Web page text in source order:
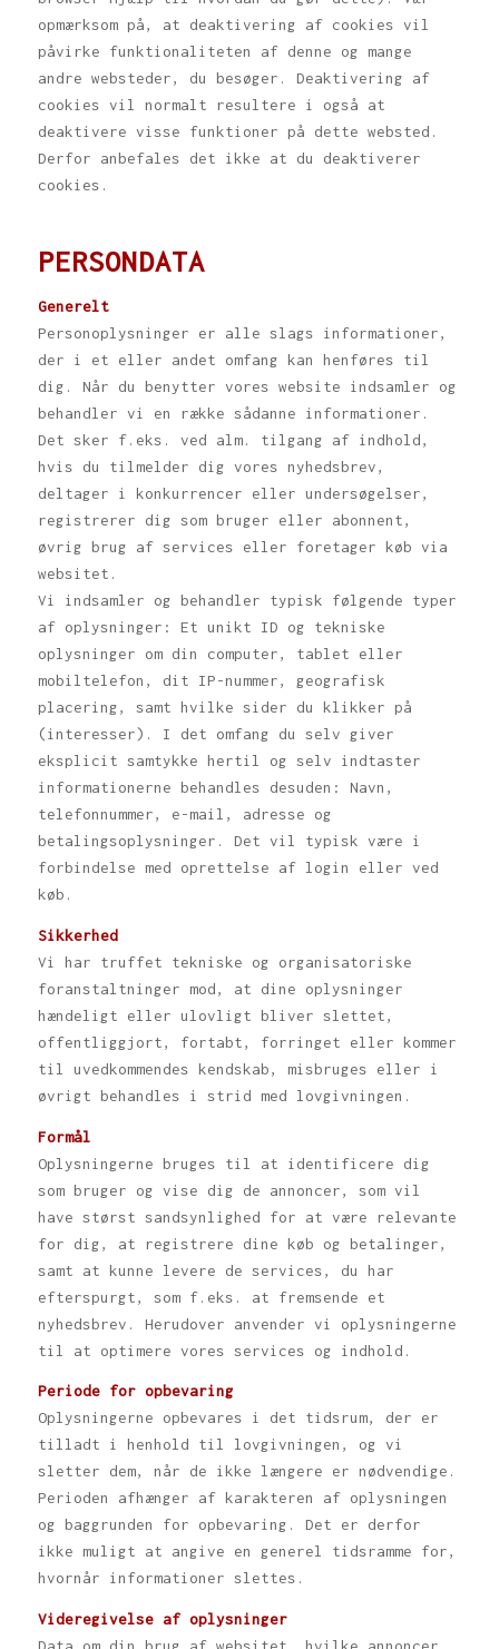
opmærksom på, at deaktivering af cookies vil
påvirke funktionaliteten af denne og mange
andre websteder, du besøger. Deaktivering af
cookies vil normalt resultere i også at
deaktivere visse funktioner på dette websted.
Derfor anbefales det ikke at du deaktiverer
cookies.
PERSONDATA
Generelt
Personoplysninger er alle slags informationer,
der i et eller andet omfang kan henføres til
dig. Når du benytter vores website indsamler og
behandler vi en række sådanne informationer.
Det sker f.eks. ved alm. tilgang af indhold,
hvis du tilmelder dig vores nyhedsbrev,
deltager i konkurrencer eller undersøgelser,
registrerer dig som bruger eller abonnent,
øvrig brug af services eller foretager køb via
websitet.
Vi indsamler og behandler typisk følgende typer
af oplysninger: Et unikt ID og tekniske
oplysninger om din computer, tablet eller
mobiltelefon, dit IP-nummer, geografisk
placering, samt hvilke sider du klikker på
(interesser). I det omfang du selv giver
eksplicit samtykke hertil og selv indtaster
informationerne behandles desuden: Navn,
telefonnummer, e-mail, adresse og
betalingsoplysninger. Det vil typisk være i
forbindelse med oprettelse af login eller ved
køb.
Sikkerhed
Vi har truffet tekniske og organisatoriske
foranstaltninger mod, at dine oplysninger
hændeligt eller ulovligt bliver slettet,
offentliggjort, fortabt, forringet eller kommer
til uvedkommendes kendskab, misbruges eller i
øvrigt behandles i strid med lovgivningen.
Formål
Oplysningerne bruges til at identificere dig
som bruger og vise dig de annoncer, som vil
have størst sandsynlighed for at være relevante
for dig, at registrere dine køb og betalinger,
samt at kunne levere de services, du har
efterspurgt, som f.eks. at fremsende et
nyhedsbrev. Herudover anvender vi oplysningerne
til at optimere vores services og indhold.
Periode for opbevaring
Oplysningerne opbevares i det tidsrum, der er
tilladt i henhold til lovgivningen, og vi
sletter dem, når de ikke længere er nødvendige.
Perioden afhænger af karakteren af oplysningen
og baggrunden for opbevaring. Det er derfor
ikke muligt at angive en generel tidsramme for,
hvornår informationer slettes.
Videregivelse af oplysninger